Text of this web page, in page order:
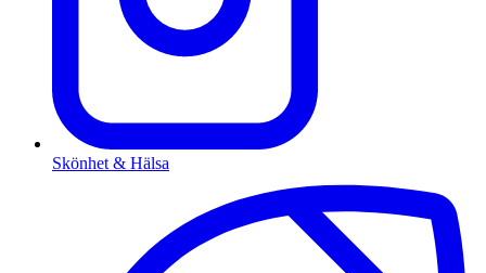
Skönhet & Hälsa